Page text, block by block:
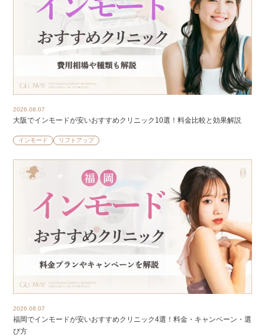
2026.08.07
大阪でインモードが安いおすすめクリニック10選！料金比較と効果解説
インモード リフトアップ
2026.08.07
福岡でインモードが安いおすすめクリニック4選！料金・キャンペーン・選
び方